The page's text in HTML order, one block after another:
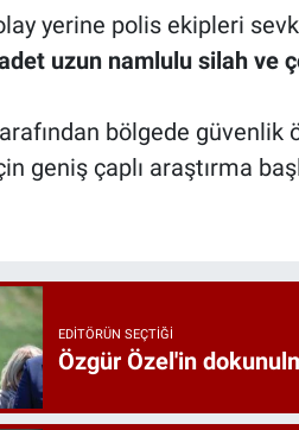
yerine polis ekipleri
uzun namlulu silah ve
bölgede güvenlik
geniş çaplı araştırma
EDITÖRÜN SEÇTIĞI
Özgür Özel'in